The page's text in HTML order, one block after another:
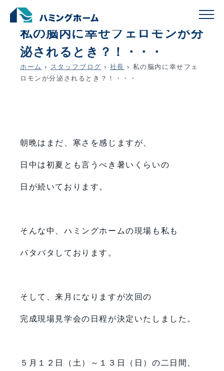
schedule
私の脳内に幸せフェロモンが分
泌されるとき？！・・・
ホーム › スタッフブログ › 社長 › 私の脳内に幸せフェ
ロモンが分泌されるとき？！・・・
朝晩はまだ、寒さを感じますが、
日中は初夏とも言うべき暑いくらいの
日が続いております。
そんな中、ハミングホームの現場も私も
バタバタしております。
そして、来月になりますが次回の
完成現場見学会の日程が決定いたしました。
５月１２日（土）～１３日（日）の二日間、